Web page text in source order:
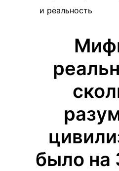
и реальность
было на